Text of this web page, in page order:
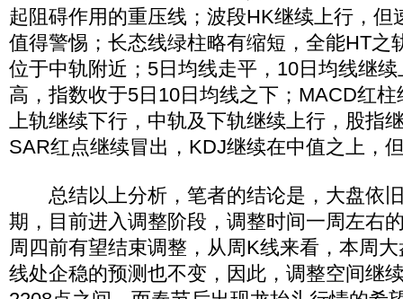
起阻碍作用的重压线；波段HK继续上行，但
值得警惕；长态线绿柱略有缩短，全能HT之
位于中轨附近；5日均线走平，10日均线继
高，指数收于5日10日均线之下；MACD红
上轨继续下行，中轨及下轨继续上行，股指
SAR红点继续冒出，KDJ继续在中值之上，
总结以上分析，笔者的结论是，大盘依
期，目前进入调整阶段，调整时间一周左右
周四前有望结束调整，从周K线来看，本周
线处企稳的预测也不变，因此，调整空间继